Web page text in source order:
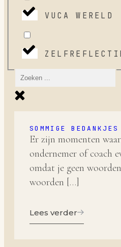
VUCA WERELD
SOMMIGE
WORDEN
Er zijn momenten
ondernemer of coach
omdat je geen
woorden […]
Lees verder